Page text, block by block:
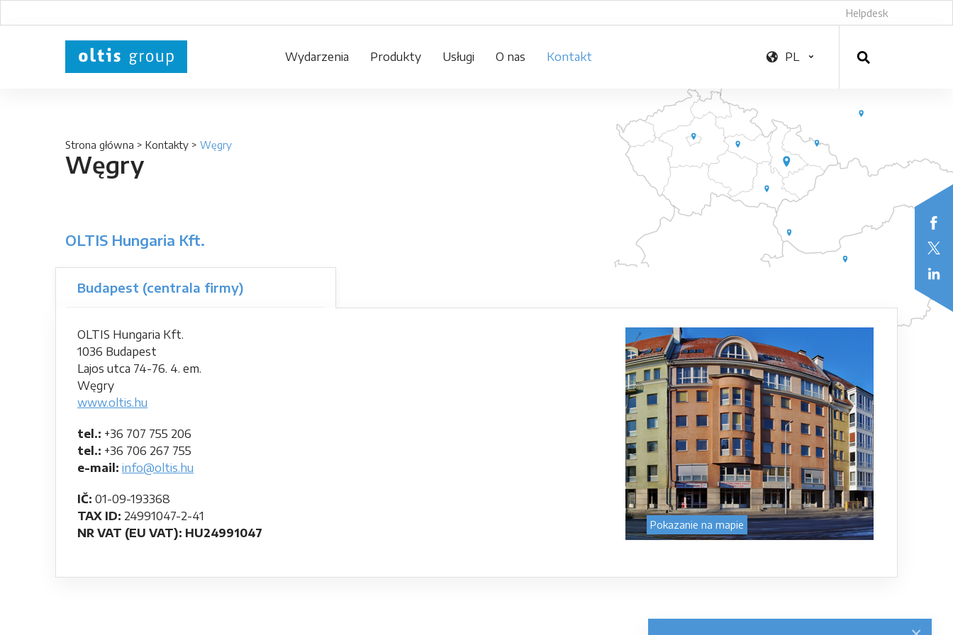
Helpdesk
Wydarzenia Produkty Usługi O nas Kontakt PL
Strona główna > Kontakty > Węgry
Węgry
OLTIS Hungaria Kft.
Budapest (centrala firmy)
OLTIS Hungaria Kft.
1036 Budapest
Lajos utca 74-76. 4. em.
Węgry
www.oltis.hu
tel.: +36 707 755 206
tel.: +36 706 267 755
e-mail: info@oltis.hu
IČ: 01-09-193368
TAX ID: 24991047-2-41
NR VAT (EU VAT): HU24991047
Pokazanie na mapie